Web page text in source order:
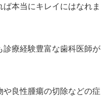
本当にキレイにはなれま
診療経験豊富な歯科医師が
や良性腫瘍の切除などの症